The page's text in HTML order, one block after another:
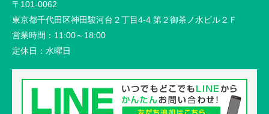
〒101-0062
東京都千代田区神田駿河台２丁目4-4 第２御茶ノ水ビル２Ｆ
営業時間： 11:00～18:00
定休日： 水曜日